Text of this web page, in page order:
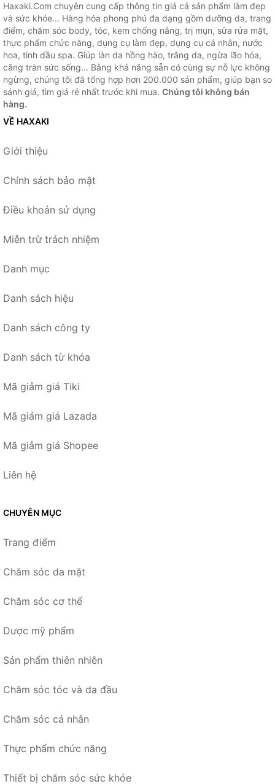
Haxaki.Com chuyên cung cấp thông tin giá cả sản phẩm làm đẹp
và sức khỏe... Hàng hóa phong phú đa dạng gồm dưỡng da, trang
điểm, chăm sóc body, tóc, kem chống nắng, trị mụn, sữa rửa mặt,
thực phẩm chức năng, dụng cụ làm đẹp, dụng cụ cá nhân, nước
hoa, tinh dầu spa. Giúp làn da hồng hào, trắng da, ngừa lão hóa,
căng tràn sức sống... Bằng khả năng sẵn có cùng sự nỗ lực không
ngừng, chúng tôi đã tổng hợp hơn 200.000 sản phẩm, giúp bạn so
sánh giá, tìm giá rẻ nhất trước khi mua. Chúng tôi không bán
hàng.
VỀ HAXAKI
Giới thiệu
Chính sách bảo mật
Điều khoản sử dụng
Miễn trừ trách nhiệm
Danh mục
Danh sách hiệu
Danh sách công ty
Danh sách từ khóa
Mã giảm giá Tiki
Mã giảm giá Lazada
Mã giảm giá Shopee
Liên hệ
CHUYÊN MỤC
Trang điểm
Chăm sóc da mặt
Chăm sóc cơ thể
Dược mỹ phẩm
Sản phẩm thiên nhiên
Chăm sóc tóc và da đầu
Chăm sóc cá nhân
Thực phẩm chức năng
Thiết bị chăm sóc sức khỏe